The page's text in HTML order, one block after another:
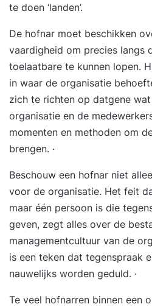
te doen ‘landen’.
De hofnar moet beschikken
vaardigheid om precies langs
toelaatbare te kunnen lopen.
in waar de organisatie
zich te richten op datgene
organisatie en de
momenten en methoden om
brengen. ·
Beschouw een hofnar niet
voor de organisatie. Het feit
maar één persoon is die
geven, zegt alles over de
managementcultuur van de
is een teken dat tegenspraak
nauwelijks worden geduld. ·
Te veel hofnarren binnen een